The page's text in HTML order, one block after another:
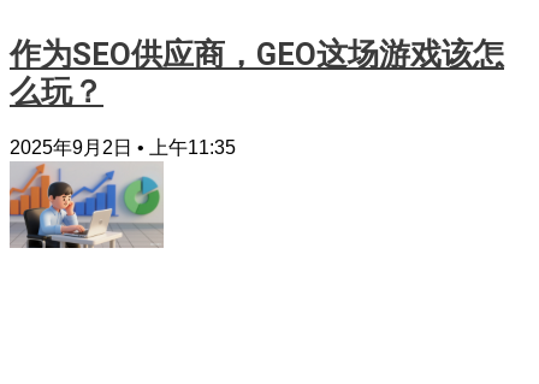
作为SEO供应商，GEO这场游戏该怎
么玩？
2025年9月2日 上午11:35